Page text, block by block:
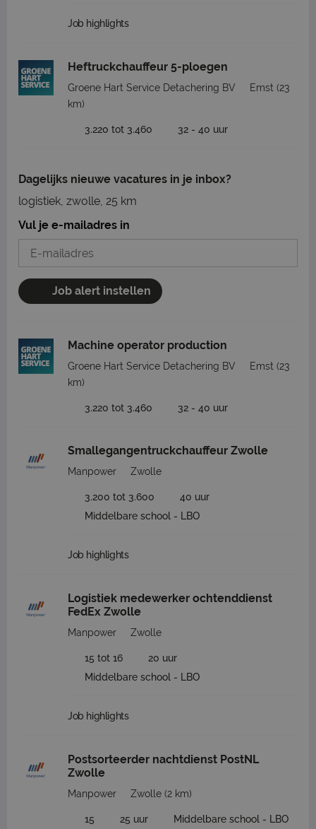
Job highlights
Heftruckchauffeur 5-ploegen
Groene Hart Service Detachering BV Emst (23
km)
3.220 tot 3.460 32 - 40 uur
Dagelijks nieuwe vacatures in je inbox?
logistiek, zwolle, 25 km
Vul je e-mailadres in
Job alert instellen
Machine operator production
Groene Hart Service Detachering BV Emst (23
km)
3.220 tot 3.460 32 - 40 uur
Smallegangentruckchauffeur Zwolle
Manpower Zwolle
3.200 tot 3.600
40 uur
Middelbare school - LBO
Job highlights
Logistiek medewerker ochtenddienst
FedEx Zwolle
Manpower Zwolle
15 tot 16
20 uur
Middelbare school - LBO
Job highlights
Postsorteerder nachtdienst PostNL
Zwolle
Manpower Zwolle (2 km)
15 25 uur
Middelbare school - LBO